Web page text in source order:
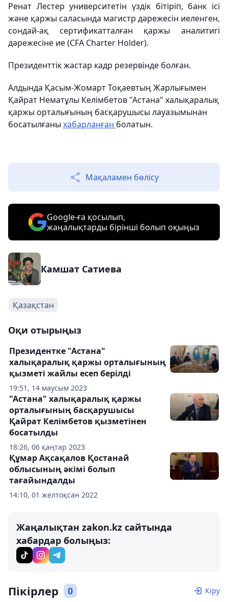
Ренат Лестер университетін үздік бітіріп, банк ісі
және қаржы саласында магистр дәрежесін иеленген,
сондай-ақ сертификатталған қаржы аналитигі
дәрежесіне ие (CFA Charter Holder).
Президенттік жастар кадр резервінде болған.
Алдында Қасым-Жомарт Тоқаевтың Жарлығымен
Қайрат Нематұлы Келімбетов "Астана" халықаралық
қаржы орталығының басқарушысы лауазымынан
босатылғаны хабарланған болатын.
Мақаламен бөлісу
Google-ға қосылып,
жаңалықтарды бірінші болып оқыңыз
Камшат Сатиева
Қазақстан
Оқи отырыңыз
19:51, 14 маусым 2023
Президентке "Астана"
халықаралық қаржы орталығының
қызметі жайлы есеп берілді
18:26, 06 қаңтар 2023
"Астана" халықаралық қаржы
орталығының басқарушысы
Қайрат Келімбетов қызметінен
босатылды
14:10, 01 желтоқсан 2022
Құмар Ақсақалов Қостанай
облысының әкімі болып
тағайындалды
Жаңалықтан zakon.kz сайтында
хабардар болыңыз:
Пікірлер 0 Кіру